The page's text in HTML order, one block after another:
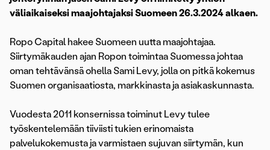
väliaikaiseksi maajohtajaksi Suomeen 26.3.2024 alkaen.
Ropo Capital hakee Suomeen uutta maajohtajaa.
Siirtymäkauden ajan Ropon toimintaa Suomessa johtaa
oman tehtävänsä ohella Sami Levy, jolla on pitkä kokemus
Suomen organisaatiosta, markkinasta ja asiakaskunnasta.
Vuodesta 2011 konsernissa toiminut Levy tulee
työskentelemään tiiviisti tukien erinomaista
palvelukokemusta ja varmistaen sujuvan siirtymän, kun